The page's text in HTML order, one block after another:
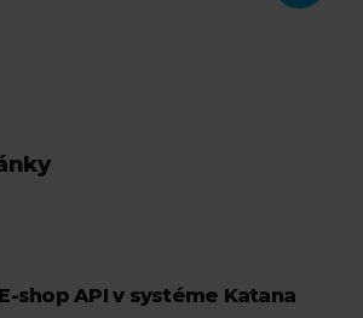
E-shop API v systéme Katana